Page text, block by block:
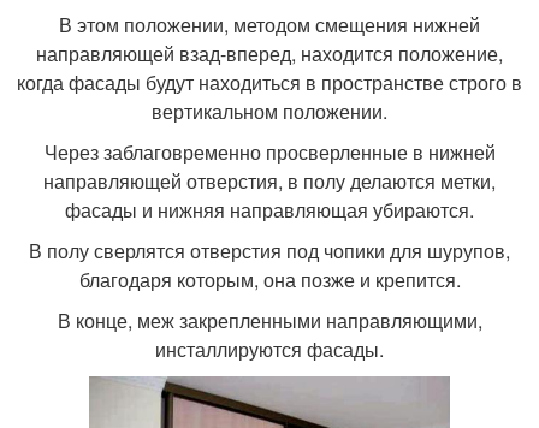
В этом положении, методом смещения нижней
направляющей взад-вперед, находится положение,
когда фасады будут находиться в пространстве строго в
вертикальном положении.
Через заблаговременно просверленные в нижней
направляющей отверстия, в полу делаются метки,
фасады и нижняя направляющая убираются.
В полу сверлятся отверстия под чопики для шурупов,
благодаря которым, она позже и крепится.
В конце, меж закрепленными направляющими,
инсталлируются фасады.